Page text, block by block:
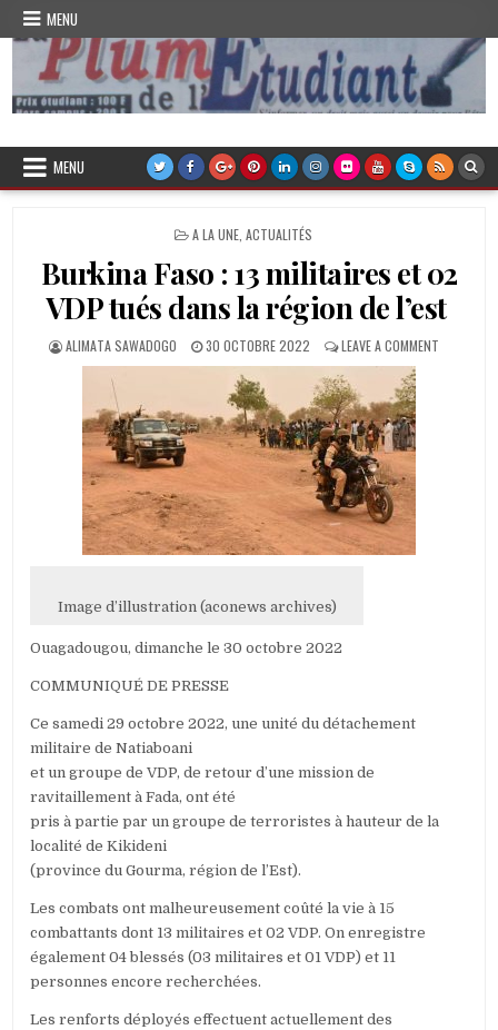
Skip
content
MENU
Plume de l'Etudiant
MENU
POSTED
A LA UNE ACTUALITÉS
Burkina Faso : 13 militaires et 02
VDP tués dans la région de l’est
AUTHOR:
ALIMATA SAWADOGO
PUBLISHED
DATE:
30 OCTOBRE 2022 LEAVE A COMMENTON
Image d’illustration (aconews archives)
Ouagadougou, dimanche le 30 octobre 2022
COMMUNIQUÉ DE PRESSE
Ce samedi 29 octobre 2022, une unité du détachement
militaire de Natiaboani
et un groupe de VDP, de retour d’une mission de
ravitaillement à Fada, ont été
pris à partie par un groupe de terroristes à hauteur de la
localité de Kikideni
(province du Gourma, région de l’Est).
Les combats ont malheureusement coûté la vie à 15
combattants dont 13 militaires et 02 VDP. On enregistre
également 04 blessés (03 militaires et 01 VDP) et 11
personnes encore recherchées.
Les renforts déployés effectuent actuellement des